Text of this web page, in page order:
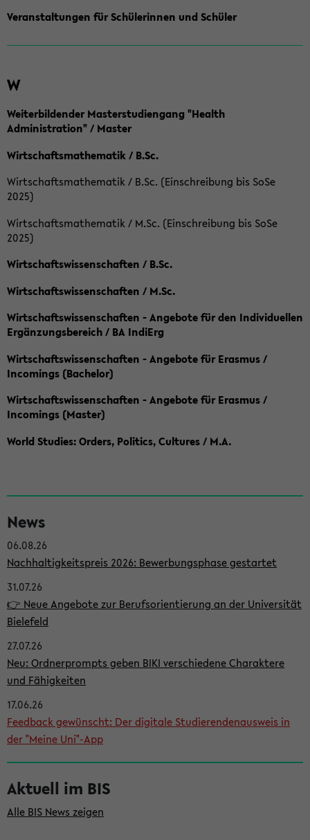
Veranstaltungen für Schülerinnen und Schüler
W
Weiterbildender Masterstudiengang "Health
Administration" / Master
Wirtschaftsmathematik / B.Sc.
Wirtschaftsmathematik / B.Sc. (Einschreibung bis SoSe
2025)
Wirtschaftsmathematik / M.Sc. (Einschreibung bis SoSe
2025)
Wirtschaftswissenschaften / B.Sc.
Wirtschaftswissenschaften / M.Sc.
Wirtschaftswissenschaften - Angebote für den Individuellen
Ergänzungsbereich / BA IndiErg
Wirtschaftswissenschaften - Angebote für Erasmus /
Incomings (Bachelor)
Wirtschaftswissenschaften - Angebote für Erasmus /
Incomings (Master)
World Studies: Orders, Politics, Cultures / M.A.
e
i
t
e
n
l
e
i
s
t
e
News
06.08.26
Nachhaltigkeitspreis 2026: Bewerbungsphase gestartet
31.07.26
👉 Neue Angebote zur Berufsorientierung an der Universität
Bielefeld
27.07.26
Neu: Ordnerprompts geben BIKI verschiedene Charaktere
und Fähigkeiten
17.06.26
Feedback gewünscht: Der digitale Studierendenausweis in
der "Meine Uni"-App
Aktuell im BIS
Alle BIS News zeigen